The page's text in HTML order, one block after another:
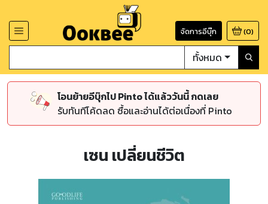
จัดการอีบุ๊ก (0)
ทั้งหมด
โอนย้ายอีบุ๊กไป Pinto ได้แล้ววันนี้ กดเลย
รับทันทีโค้ดลด ซื้อและอ่านได้ต่อเนื่องที่ Pinto
เซน เปลี่ยนชีวิต